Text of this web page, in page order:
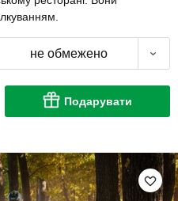
не обмежено
Подарувати